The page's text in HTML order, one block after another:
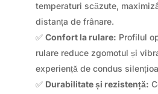
temperaturi scăzute,
distanța de frânare.
✅ Confort la rulare: Profilul
rulare reduce zgomotul și
experiență de condus
✅ Durabilitate și rezistență: